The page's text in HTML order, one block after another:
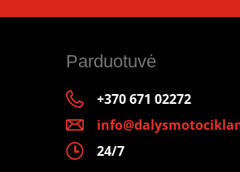
Parduotuvė
+370 671 02272
24/7